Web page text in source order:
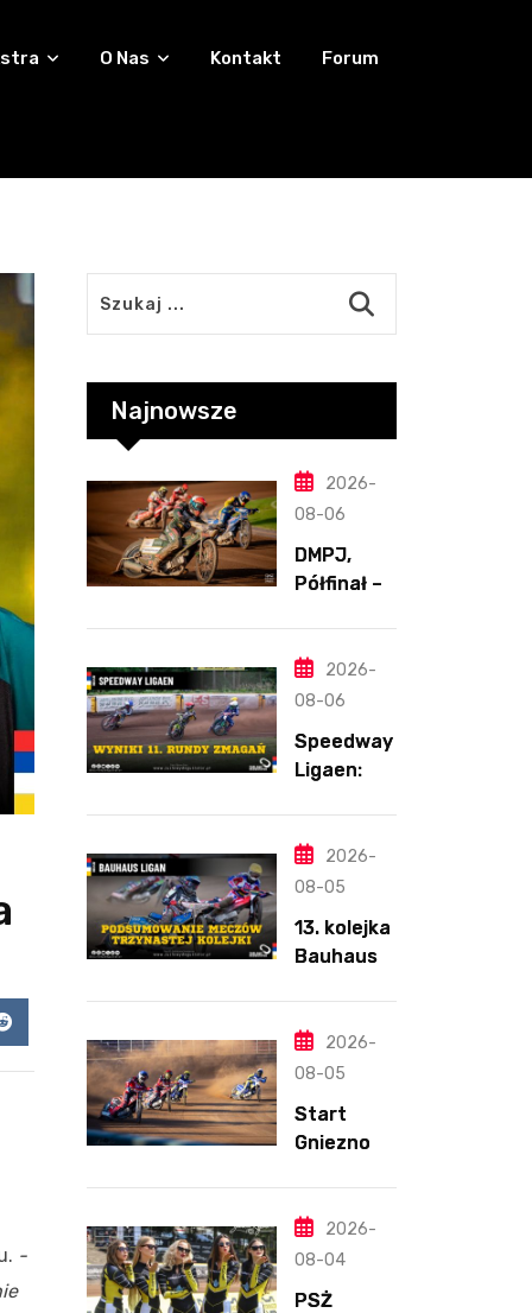
O Nas Kontakt Forum
Reddit
-
Najnowsze
2026-
08-06
DMPJ,
Półfinał –
,
5.08.2026
2026-
08-06
Speedway
Ligaen:
Speedway
nie
tempa.
Lider
ponownie
zwycięski
2026-
08-05
13. kolejka
Bauhaus-
y
Henriksso
mecz
Blödorna
2026-
08-05
Start
Gniezno –
2.08.2026
-2
2026-
08-04
PSŻ